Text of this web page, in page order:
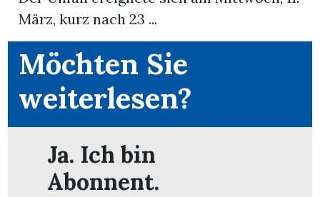
März, kurz nach 23 ...
Möchten Sie
weiterlesen?
Ja. Ich bin
Abonnent.